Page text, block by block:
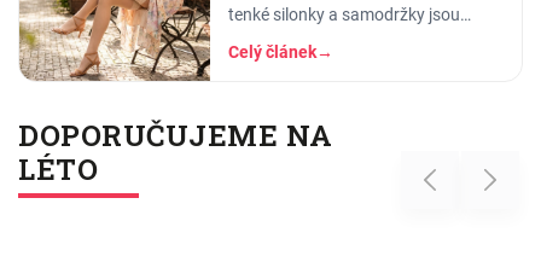
tenké silonky a samodržky jsou
a poradíme, jak vybrat letní
Celý článek→
DOPORUČUJEME NA
LÉTO
Previous Next